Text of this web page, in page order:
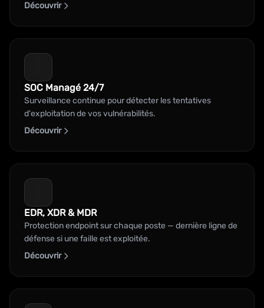
Découvrir
SOC Managé 24/7
Surveillance continue pour détecter les tentatives
d'exploitation de vos vulnérabilités.
Découvrir
EDR, XDR & MDR
Protection endpoint sur chaque poste — dernière ligne de
défense si une faille est exploitée.
Découvrir